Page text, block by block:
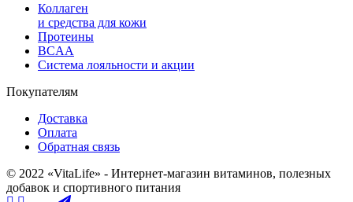
Коллаген
и средства для кожи
Протеины
BCAA
Система лояльности и акции
Покупателям
Доставка
Оплата
Обратная связь
© 2022 «VitaLife» - Интернет-магазин витаминов, полезных
добавок и спортивного питания